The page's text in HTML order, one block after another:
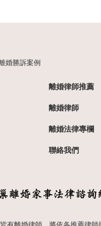
婚勝訴案例
離婚律師推薦
離婚律師
離婚法律專欄
聯絡我們